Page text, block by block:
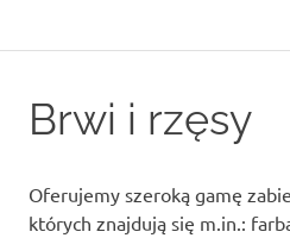
contentBrwi i rzęsy
Oferujemy szeroką gamę
których znajdują się m.in.: